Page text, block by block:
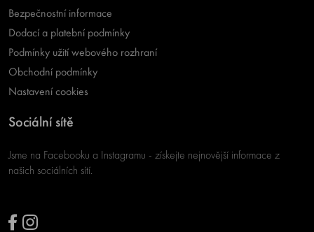
Bezpečnostní informace
Dodací a platební podmínky
Podmínky užití webového rozhraní
Obchodní podmínky
Nastavení cookies
Sociální sítě
Jsme na Facebooku a Instagramu - získejte nejnovější informace z
našich sociálních sítí.